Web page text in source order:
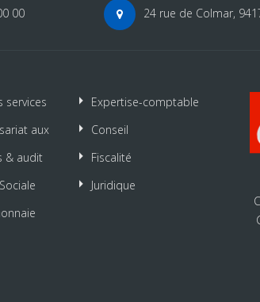
00 24 rue de Colmar,
services
Expertise-comptable
aux
& audit
Conseil
Fiscalité
Juridique